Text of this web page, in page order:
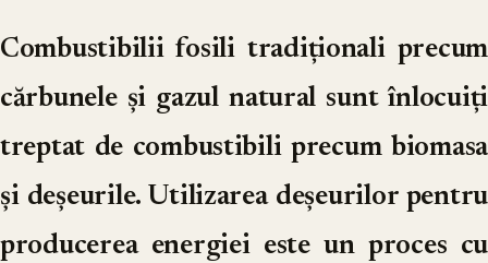
Combustibilii fosili tradiționali precum
cărbunele și gazul natural sunt înlocuiți
treptat de combustibili precum biomasa
și deșeurile. Utilizarea deșeurilor pentru
producerea energiei este un proces cu